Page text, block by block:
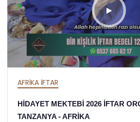
AFRİKA İFTAR
HİDAYET MEKTEBİ 2026 İFTAR
TANZANYA - AFRİKA